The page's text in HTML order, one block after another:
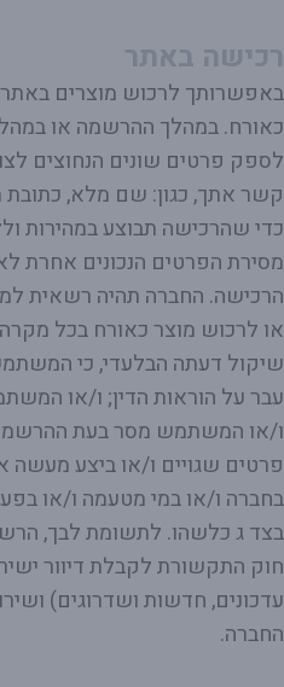
רכישה באתר
באפשרותך לרכוש מוצרים
כאורח. במהלך ההרשמה או
לספק פרטים שונים הנחוצים
קשר אתך, כגון: שם מלא, כתובת
כדי שהרכישה תבוצע במהירות
מסירת הפרטים הנכונים אחרת
הרכישה. החברה תהיה רשאית
או לרכוש מוצר כאורח בכל
שיקול דעתה הבלעדי, כי
עבר על הוראות הדין; ו/או
ו/או המשתמש מסר בעת
פרטים שגויים ו/או ביצע מעשה
בחברה ו/או במי מטעמה ו/או
בצד ג כלשהו. לתשומת לבך,
חוק התקשורת לקבלת דיוור
עדכונים, חדשות ושדרוגים)
החברה.